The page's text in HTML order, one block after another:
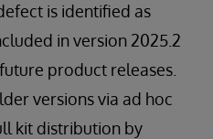
is identified as
in version 2025.2
product releases.
versions via ad hoc
kit distribution by